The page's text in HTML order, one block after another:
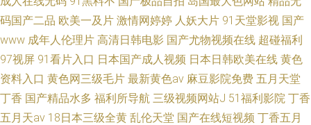
码国产二品 欧美一及片 激情网婷婷 人妖大片 91天堂影视 国产
www 成年人伦理片 高清日韩电影 国产尤物视频在线 超碰福利
97视屏 91看片入口 日本国产成人视频 日本日韩欧美在线 黄色
资料入口 黄色网三级毛片 最新黄色av 麻豆影院免费 五月天堂
丁香 国产精品水多 福利所导航 三级视频网站J 51福利影院 丁香
五月天av 18日本三级全黄 乱伦天堂 国产在线短视频 丁香五月